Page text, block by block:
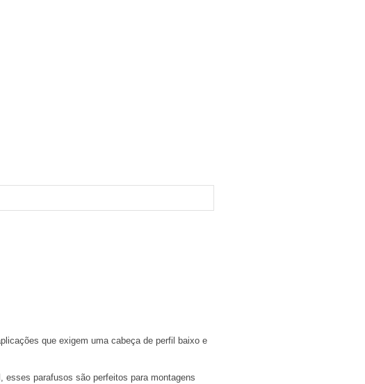
que exigem uma cabeça de perfil baixo e
parafusos são perfeitos para montagens